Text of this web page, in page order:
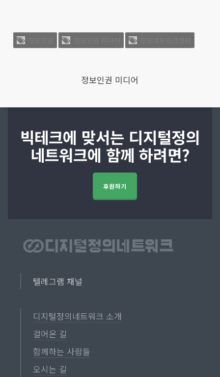
정보인권 미디어
빅테크에 맞서는 디지털정의
네트워크에 함께 하려면?
후원하기
텔레그램 채널
디지털정의네트워크 소개
걸어온 길
함께하는 사람들
오시는 길